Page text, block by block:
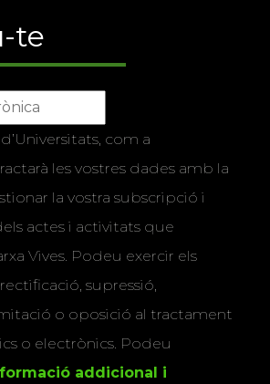
te
com a
les vostres dades amb la
la vostra subscripció i
actes i activitats que
Vives. Podeu exercir els
supressió,
o oposició al tractament
o electrònics. Podeu
addicional i